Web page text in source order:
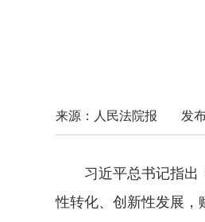
来源：人民法院报 发
习近平总书记指出
性转化、创新性发展，